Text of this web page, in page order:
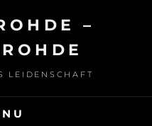
–
LEIDENSCHAFT